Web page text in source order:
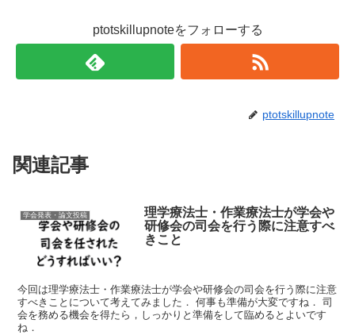
ptotskillupnoteをフォローする
ptotskillupnote
関連記事
学会発表・論文投稿
理学療法士・作業療法士が学会や
研修会の司会を行う際に注意すべ
きこと
今回は理学療法士・作業療法士が学会や研修会の司会を行う際に注意
すべきことについて考えてみました． 何事も準備が大変ですね． 司
会を務める機会を得たら，しっかりと準備をして臨めるとよいです
ね．